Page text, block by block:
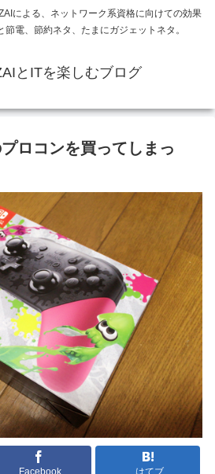
による、ネットワーク系資格に向けての効果
電、節約ネタ、たまにガジェットネタ。
とITを楽しむブログ
ロコンを買ってしまっ